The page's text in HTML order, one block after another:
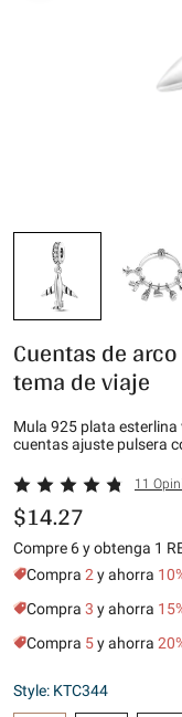
Cuentas de
tema de viaje
Mula 925 plata
cuentas ajuste pulsera
11
$14.27
Compre 6 y obtenga 1
Compra 2 y ahorra
Compra 3 y ahorra
Compra 5y ahorra
Style: KTC344